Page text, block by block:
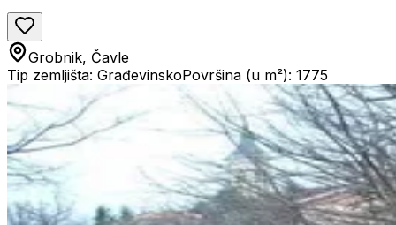
Grobnik, Čavle
Tip zemljišta: GrađevinskoPovršina (u m²): 1775